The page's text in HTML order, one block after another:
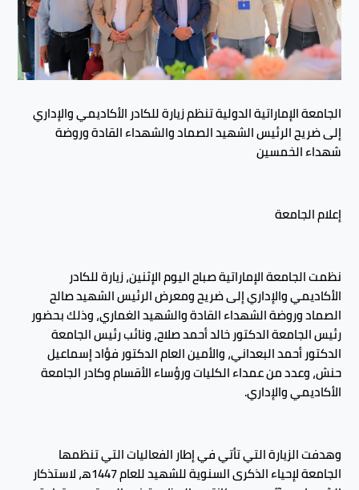
الجامعة الإماراتية الدولية تنظم زيارة للكادر الأكاديمي والإداري
إلى ضريح الرئيس الشهيد الصماد والشهداء القادة وروضة
شهداء الخمسين
إعلام الجامعة
نظمت الجامعة الإماراتية صباح اليوم الإثنين، زيارة للكادر
الأكاديمي والإداري إلى ضريح ومعرض الرئيس الشهيد صالح
الصماد وروضة الشهداء القادة والشهيد الغماري، وذلك بحضور
رئيس الجامعة الدكتور خالد أحمد صلاح، ونائب رئيس الجامعة
الدكتور أحمد البعداني، والأمين العام الدكتور فؤاد إسماعيل
حنش، وعدد من عمداء الكليات ورؤساء الأقسام وكادر الجامعة
الأكاديمي والإداري.
وهدفت الزيارة التي تأتي في إطار الفعاليات التي تنظمها
الجامعة لإحياء الذكرى السنوية للشهيد للعام 1447ه‍، لاستذكار